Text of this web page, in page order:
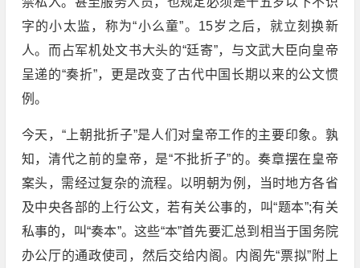
字的小太监，称为“小么童”。15岁之后，就立刻换新
人。而占军机处文书大头的“廷寄”，与文武大臣向皇帝
呈递的“奏折”，更是改变了古代中国长期以来的公文惯
例。
今天，“上朝批折子”是人们对皇帝工作的主要印象。孰
知，清代之前的皇帝，是“不批折子”的。奏章摆在皇帝
案头，需经过复杂的流程。以明朝为例，当时地方各省
及中央各部的上行公文，若有关公事的，叫“题本”;有关
私事的，叫“奏本”。这些“本”首先要汇总到相当于国务院
办公厅的通政使司，然后交给内阁。内阁先“票拟”附上